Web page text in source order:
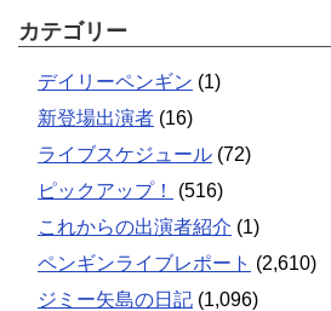
カテゴリー
デイリーペンギン (1)
新登場出演者 (16)
ライブスケジュール (72)
ピックアップ！
(516)
これからの出演者紹介 (1)
ペンギンライブレポート (2,610)
ジミー矢島の日記 (1,096)